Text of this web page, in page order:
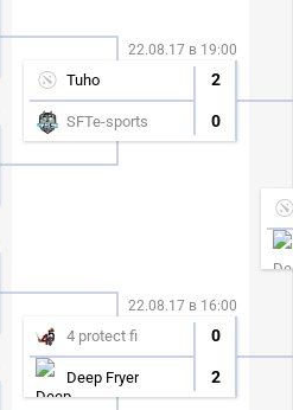
22.08.17 в 19:00
Tuho 2
SFTe-sports 0
22.08.17 в 16:00
4 protect fi 0
Deep Fryer 2